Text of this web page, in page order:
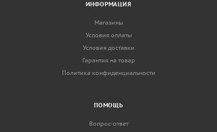
ИНФОРМАЦИЯ
Магазины
Условия оплаты
Условия доставки
Гарантия на товар
Политика конфиденциальности
ПОМОЩЬ
Вопрос-ответ